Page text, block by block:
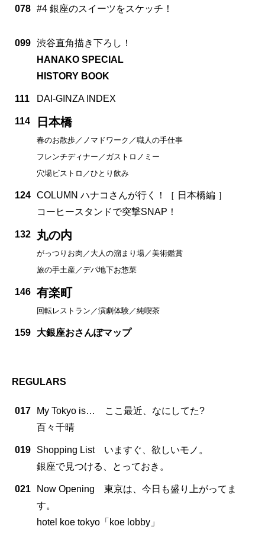
078 #4 銀座のスイーツをスケッチ！
099 渋谷直角描き下ろし！
HANAKO SPECIAL
HISTORY BOOK
111 DAI-GINZA INDEX
114 日本橋
春のお散歩／ノマドワーク／職人の手仕事
フレンチディナー／ガストロノミー
穴場ビストロ／ひとり飲み
124 COLUMN ハナコさんが行く！［ 日本橋編 ］
コーヒースタンドで突撃SNAP！
132 丸の内
がっつりお肉／大人の溜まり場／美術鑑賞
旅の手土産／デパ地下お惣菜
146 有楽町
回転レストラン／演劇体験／純喫茶
159 大銀座おさんぽマップ
REGULARS
017
My Tokyo is… ここ最近、なにしてた?
百々千晴
019
Shopping List いますぐ、欲しいモノ。
銀座で見つける、とっておき。
021
Now Opening 東京は、今日も盛り上がってま
す。
hotel koe tokyo「koe lobby」